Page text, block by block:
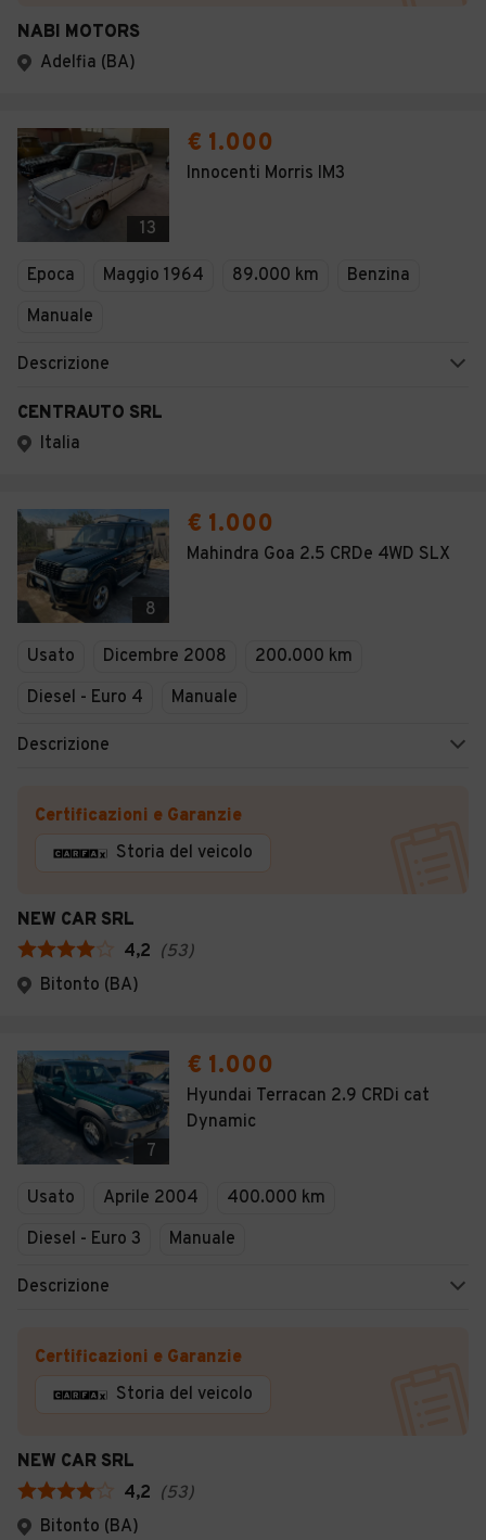
NABI MOTORS
Adelfia (BA)
13
€ 1.000
Innocenti Morris IM3
Epoca Maggio 1964 89.000 km
Benzina
Manuale
Descrizione
CENTRAUTO SRL
Italia
8
€ 1.000
Mahindra Goa 2.5 CRDe 4WD SLX
Usato Dicembre 2008
200.000 km
Diesel - Euro 4
Manuale
Descrizione
Certificazioni e Garanzie
Storia del veicolo
NEW CAR SRL
4,2 (53)
Bitonto (BA)
7
€ 1.000
Hyundai Terracan 2.9 CRDi cat
Dynamic
Usato Aprile 2004
400.000 km
Diesel - Euro 3
Manuale
Descrizione
Certificazioni e Garanzie
Storia del veicolo
NEW CAR SRL
4,2 (53)
Bitonto (BA)